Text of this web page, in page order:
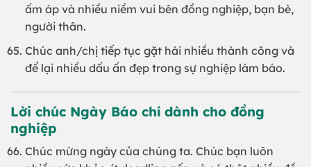
ấm áp và nhiều niềm vui bên đồng nghiệp, bạn bè,
người thân.
Chúc anh/chị tiếp tục gặt hái nhiều thành công và
để lại nhiều dấu ấn đẹp trong sự nghiệp làm báo.
Lời chúc Ngày Báo chí dành cho đồng
nghiệp
Chúc mừng ngày của chúng ta. Chúc bạn luôn